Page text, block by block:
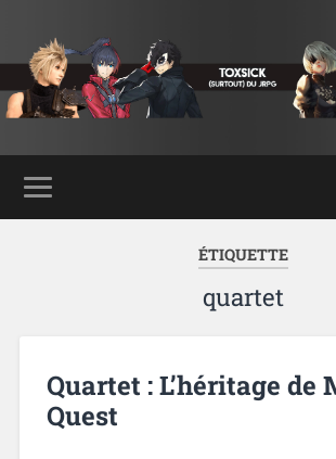
ÉTIQUETTE
quartet
Quartet : L’héritage de
Quest